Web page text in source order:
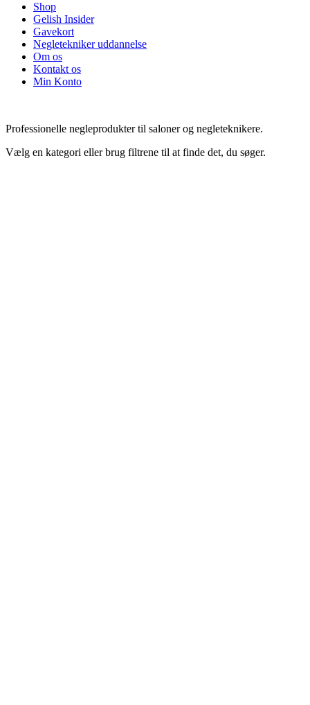
Shop
Gelish Insider
Gavekort
Negletekniker uddannelse
Om os
Kontakt os
Min Konto
Professionelle negleprodukter til saloner og negleteknikere.
Vælg en kategori eller brug filtrene til at finde det, du søger.